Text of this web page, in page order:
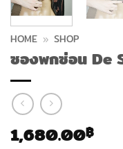
HOME » SHOP
ซองพกซ่อน De
1,680.00฿